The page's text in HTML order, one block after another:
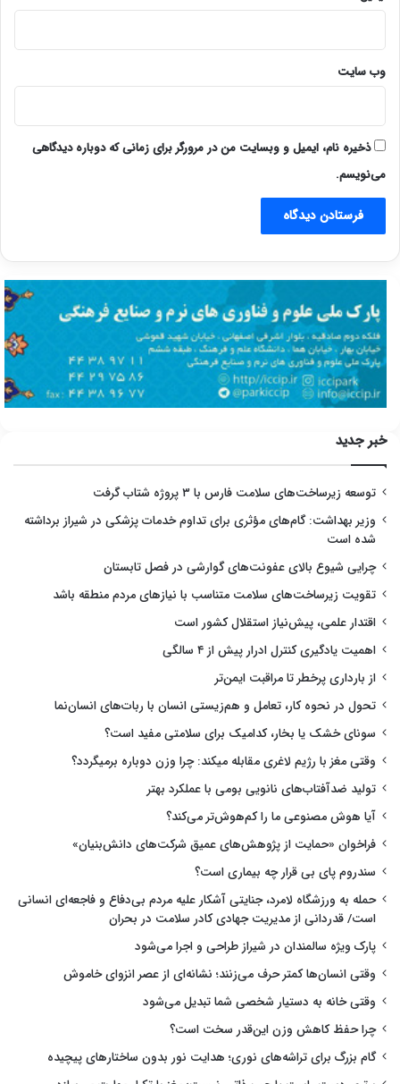
وب‌ سایت
ذخیره نام، ایمیل و وبسایت من در مرورگر برای زمانی که دوباره دیدگاهی
می‌نویسم.
خبر جدید
توسعه زیرساخت‌های سلامت فارس با ۳ پروژه شتاب گرفت
وزیر بهداشت: گام‌های مؤثری برای تداوم خدمات پزشکی در شیراز برداشته
شده است
چرایی شیوع بالای عفونت‌های گوارشی در فصل تابستان
تقویت زیرساخت‌های سلامت متناسب با نیازهای مردم منطقه باشد
اقتدار علمی، پیش‌نیاز استقلال کشور است
اهمیت یادگیری کنترل ادرار پیش از ۴ سالگی
از بارداری پرخطر تا مراقبت ایمن‌تر
تحول در نحوه کار، تعامل و هم‌زیستی انسان با ربات‌های انسان‌نما
سونای خشک یا بخار، کدامیک برای سلامتی مفید است؟
وقتی مغز با رژیم لاغری مقابله میکند: چرا وزن دوباره برمیگردد؟
تولید ضدآفتاب‌های نانویی بومی با عملکرد بهتر
آیا هوش مصنوعی ما را کم‌هوش‌تر می‌کند؟
فراخوان «حمایت از پژوهش‌های عمیق شرکت‌های دانش‌بنیان»
سندروم پای بی قرار چه بیماری است؟
حمله به ورزشگاه لامرد، جنایتی آشکار علیه مردم بی‌دفاع و فاجعه‌ای انسانی
است/ قدردانی از مدیریت جهادی کادر سلامت در بحران
پارک ویژه سالمندان در شیراز طراحی و اجرا می‌شود
وقتی انسان‌ها کمتر حرف می‌زنند؛ نشانه‌ای از عصر انزوای خاموش
وقتی خانه به دستیار شخصی شما تبدیل می‌شود
چرا حفظ کاهش وزن این‌قدر سخت است؟
گام بزرگ برای تراشه‌های نوری؛ هدایت نور بدون ساختارهای پیچیده